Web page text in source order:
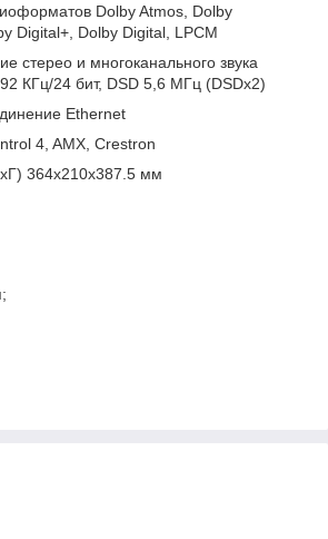
Dolby Atmos, Dolby
Digital+, Dolby Digital, LPCM
стерео и многоканального звука
КГц/24 бит, DSD 5,6 МГц (DSDx2)
Ethernet
4, AMX, Crestron
364х210х387.5 мм